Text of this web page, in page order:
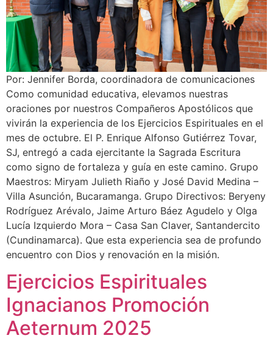
Por: Jennifer Borda, coordinadora de comunicaciones
Como comunidad educativa, elevamos nuestras
oraciones por nuestros Compañeros Apostólicos que
vivirán la experiencia de los Ejercicios Espirituales en el
mes de octubre. El P. Enrique Alfonso Gutiérrez Tovar,
SJ, entregó a cada ejercitante la Sagrada Escritura
como signo de fortaleza y guía en este camino. Grupo
Maestros: Miryam Julieth Riaño y José David Medina –
Villa Asunción, Bucaramanga. Grupo Directivos: Beryeny
Rodríguez Arévalo, Jaime Arturo Báez Agudelo y Olga
Lucía Izquierdo Mora – Casa San Claver, Santandercito
(Cundinamarca). Que esta experiencia sea de profundo
encuentro con Dios y renovación en la misión.
Ejercicios Espirituales
Ignacianos Promoción
Aeternum 2025